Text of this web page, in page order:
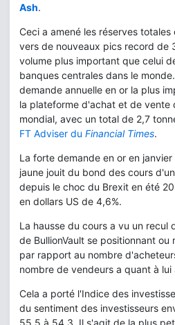
Ash.
Ceci a amené les réserves totales
vers de nouveaux pics record de
volume plus important que celui
banques centrales dans le
demande annuelle en or la plus
la plateforme d'achat et de vente
mondial, avec un total de 2,7
FT Adviser du Financial Times.
La forte demande en or en
jaune jouit du bond des cours
depuis le choc du Brexit en été
en dollars US de 4,6%.
La hausse du cours a vu un recul
de BullionVault se positionnant
par rapport au nombre
nombre de vendeurs a quant à lui
Cela a porté l'Indice des
du sentiment des investisseurs
55,5 à 54,3. Il s'agit de la plus